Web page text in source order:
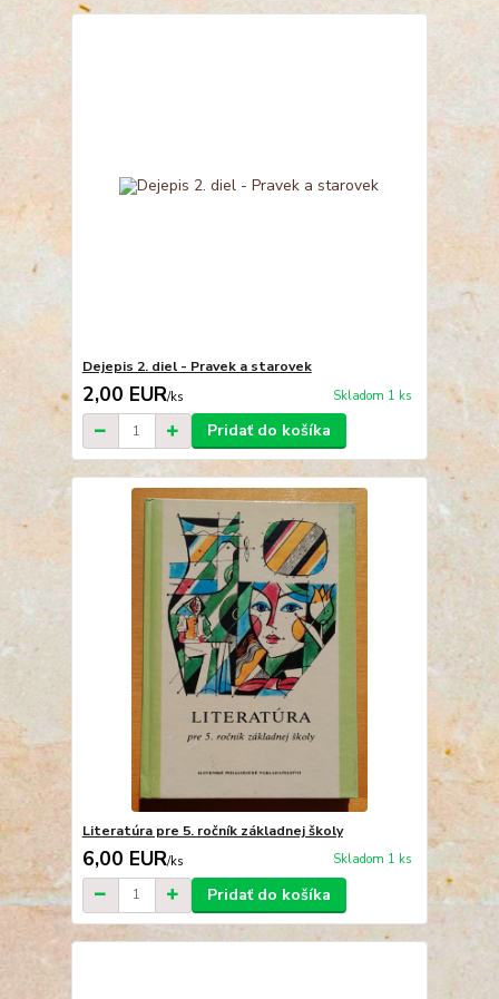
Dejepis 2. diel - Pravek a starovek
2,00 EUR/ks Skladom 1 ks
Pridať do košíka
Literatúra pre 5. ročník základnej školy
6,00 EUR/ks Skladom 1 ks
Pridať do košíka